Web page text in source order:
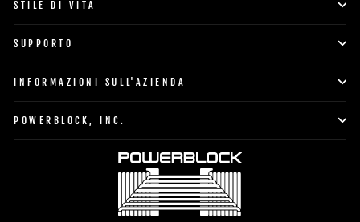
STILE DI VITA
SUPPORTO
INFORMAZIONI SULL'AZIENDA
POWERBLOCK, INC.